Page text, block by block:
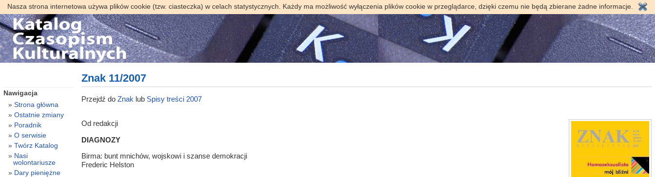
Nasza strona internetowa używa plików cookie (tzw. ciasteczka) w celach statystycznych. Każdy ma możliwość wyłączenia plików cookie w przeglądarce, dzięki czemu nie będą zbierane żadne informacje.
Znak 11/2007
Przejdź do Znak lub Spisy treści 2007
Od redakcji
DIAGNOZY
Birma: bunt mnichów, wojskowi i szanse demokracji
Frederic Helston
Nawigacja
Strona główna
Ostatnie zmiany
Poradnik
O serwisie
Twórz Katalog
Nasi
wolontariusze
Dary pieniężne